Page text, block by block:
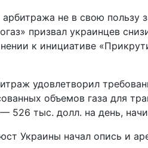
не в свою
призвал украинцев
к инициативе
удовлетворил
объемов газа для
526 тыс. долл. на день,
Украины начал опись и